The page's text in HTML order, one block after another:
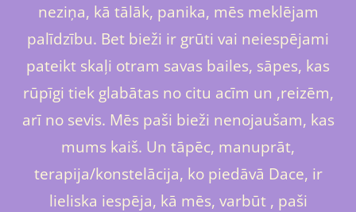
neziņa, kā tālāk, panika, mēs meklējam
palīdzību. Bet bieži ir grūti vai neiespējami
pateikt skaļi otram savas bailes, sāpes, kas
rūpīgi tiek glabātas no citu acīm un ,reizēm,
arī no sevis. Mēs paši bieži nenojaušam, kas
mums kaiš. Un tāpēc, manuprāt,
terapija/konstelācija, ko piedāvā Dace, ir
lieliska iespēja, kā mēs, varbūt , paši